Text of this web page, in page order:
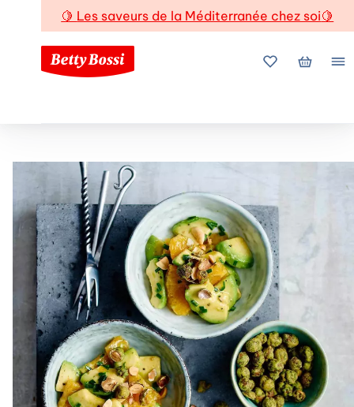
🍋 Les saveurs de la Méditerranée chez soi🍋
Mes favoris
Mon